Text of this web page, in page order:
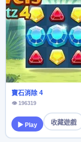
寶石消除 4
👁 196319
▶ Play 收藏遊戲